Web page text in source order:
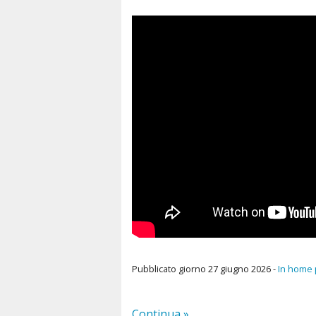
Pubblicato giorno 27 giugno 2026 -In home